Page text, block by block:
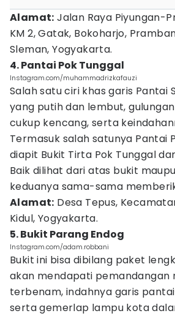
Alamat: Jalan Raya Piyungan-
KM 2, Gatak, Bokoharjo,
Sleman, Yogyakarta.
4. Pantai Pok Tunggal
Instagram.com/muhammadrizkafauzi
Salah satu ciri khas garis Pantai
yang putih dan lembut,
cukup kencang, serta
Termasuk salah satunya Pantai
diapit Bukit Tirta Pok Tunggal
Baik dilihat dari atas bukit
keduanya sama-sama
Alamat: Desa Tepus,
Kidul, Yogyakarta.
5. Bukit Parang Endog
Instagram.com/adam.robbani
Bukit ini bisa dibilang paket
akan mendapati pemandangan
terbenam, indahnya garis
serta gemerlap lampu kota